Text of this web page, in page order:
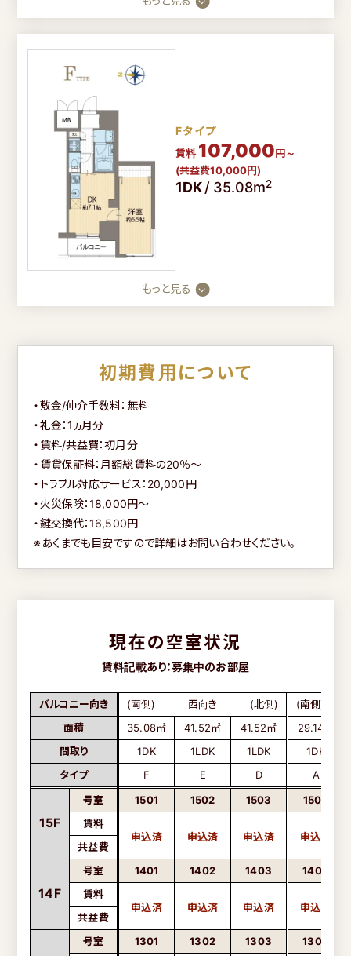
Fタイプ
賃料 107,000円～
(共益費10,000円)
1DK/ 35.08m2
もっと見る
初期費用について
・敷金/仲介手数料：無料
・礼金：1ヵ月分
・賃料/共益費：初月分
・賃貸保証料：月額総賃料の20％～
・トラブル対応サービス：20,000円
・火災保険：18,000円～
・鍵交換代：16,500円
※あくまでも目安ですので詳細はお問い合わせください。
現在の空室状況
賃料記載あり：募集中のお部屋
バルコニー向き (南側) 西向き (北側)
(南側)
面積
35.08㎡ 41.52㎡ 41.52㎡
29.14㎡
間取り
1DK 1LDK 1LDK
1DK
タイプ
F E D A
15F
号室 1501 1502 1503
1504
賃料
共益費
14F
号室 1401 1402 1403
1404
賃料
共益費
号室 1301 1302 1303
1304